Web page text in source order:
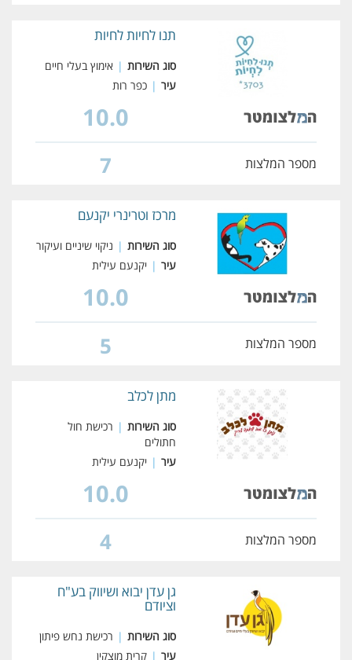
תנו לחיות לחיות
סוג השירות | אימוץ בעלי חיים
עיר | כפר רות
10.0
מספר המלצות 7
מרכז וטרינרי יקנעם
סוג השירות | ניקוי שיניים ועיקור
עיר | יקנעם עילית
10.0
מספר המלצות 5
מתן לכלב
סוג השירות | רכישת חול
חתולים
עיר | יקנעם עילית
10.0
מספר המלצות 4
גן עדן יבוא ושיווק בע"ח
וציודם
סוג השירות | רכישת נחש פיתון
עיר | קרית מוצקין